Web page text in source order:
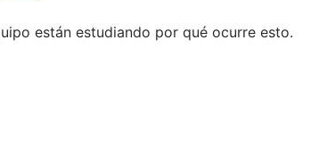
están estudiando por qué ocurre esto.